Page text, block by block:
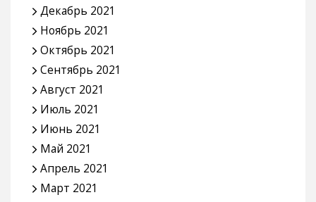
Декабрь 2021
Ноябрь 2021
Октябрь 2021
Сентябрь 2021
Август 2021
Июль 2021
Июнь 2021
Май 2021
Апрель 2021
Март 2021